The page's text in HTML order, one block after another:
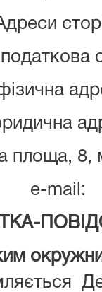
площа, 8,
e-mail: